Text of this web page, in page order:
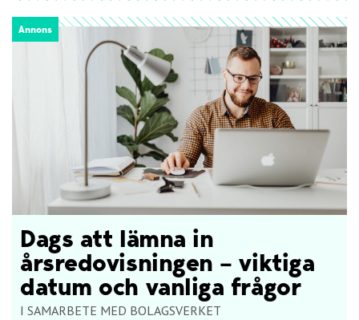
Annons
Dags att lämna in
årsredovisningen – viktiga
datum och vanliga frågor
I SAMARBETE MED BOLAGSVERKET